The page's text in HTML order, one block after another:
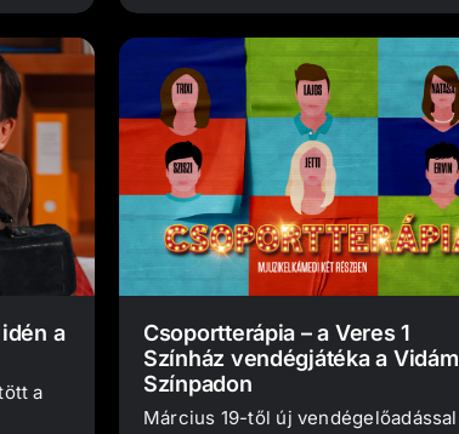
a
a
Csoportterápia – a Veres 1
Színház vendégjátéka a Vidám
Színpadon
Március 19-től új vendégelőadással